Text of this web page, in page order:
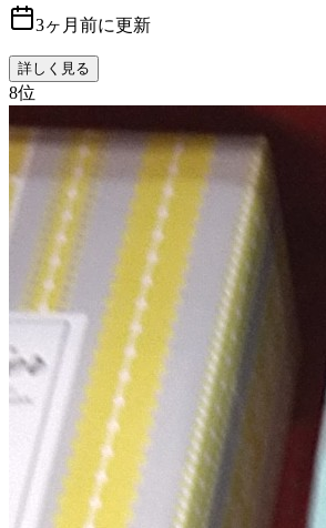
3ヶ月前に更新
詳しく見る
8位